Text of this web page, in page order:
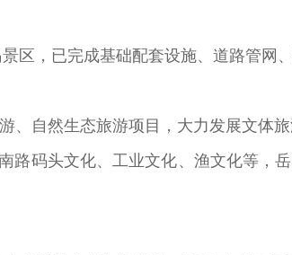
，已完成基础配套设施、道路管网
自然生态旅游项目，大力发展文体旅
码头文化、工业文化、渔文化等，